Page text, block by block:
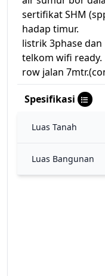
sertifikat SHM
hadap timur.
listrik 3phase dan
telkom wifi ready.
row jalan
Spesifikasi
Luas Tanah
Luas Bangunan